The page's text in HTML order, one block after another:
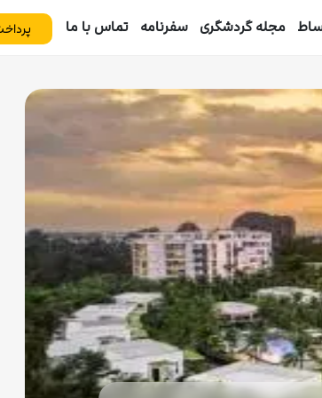
مجله گردشگری سفرنامه تماس با ما